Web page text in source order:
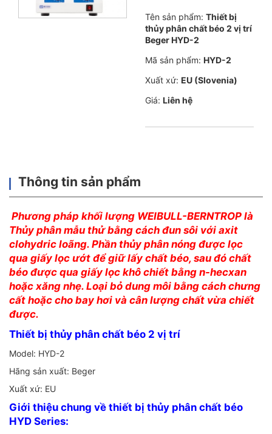
Tên sản phẩm: Thiết bị
thủy phân chất béo 2 vị trí
Beger HYD-2
Mã sản phẩm: HYD-2
Xuất xứ: EU (Slovenia)
Giá: Liên hệ
Thông tin sản phẩm
Phương pháp khối lượng WEIBULL-BERNTROP là
Thủy phân mẫu thử bằng cách đun sôi với axit
clohydric loãng. Phần thủy phân nóng được lọc
qua giấy lọc ướt để giữ lấy chất béo, sau đó chất
béo được qua giấy lọc khô chiết bằng n-hecxan
hoặc xăng nhẹ. Loại bỏ dung môi bằng cách chưng
cất hoặc cho bay hơi và cân lượng chất vừa chiết
được.
Thiết bị thủy phân chất béo 2 vị trí
Model: HYD-2
Hãng sản xuất: Beger
Xuất xứ: EU
Giới thiệu chung về thiết bị thủy phân chất béo
HYD Series: